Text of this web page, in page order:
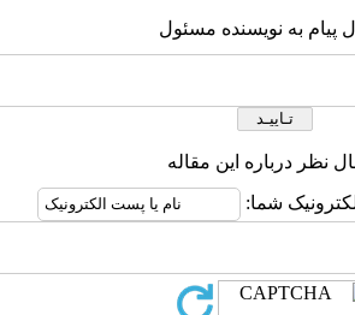
پیام به نویسنده مسئول
نظر درباره این مقاله
شما: